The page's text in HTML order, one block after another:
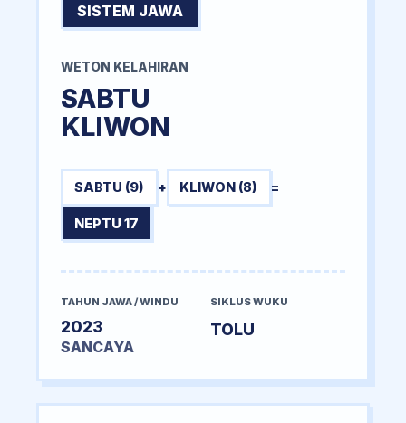
SISTEM JAWA
WETON KELAHIRAN
SABTU
KLIWON
SABTU (9) + KLIWON (8) =
NEPTU 17
TAHUN JAWA / WINDU
2023
SANCAYA
SIKLUS WUKU
TOLU